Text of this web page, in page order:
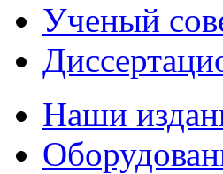
Ученый
Наши